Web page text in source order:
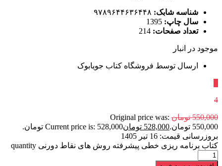
شناسه شابک:
سال چاپ:
تعداد صفحات:
موجود در انبار
ارسال توسط فروشگاه کتاب جویابوک
4
550,000 تومان Original price was:
550,000 تومان.
528,000 تومانCurrent price is: 528,000 تومان.
بروزرسانی قیمت: 16 تیر 1405
کتاب برنامه ریزی خطی پیشرفته روش های نقاط دورنی quantity